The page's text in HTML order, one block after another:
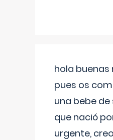
hola buenas
pues os
una bebe de
que nació
urgente,